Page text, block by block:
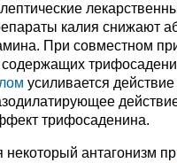
калия снижают
При совместном
содержащих
усиливается
трифосаденина.
некоторый антагонизм